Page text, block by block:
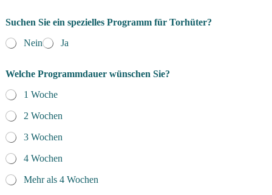
u
z
n
s
e
i
n
g
u
n
Suchen Sie ein spezielles Programm für Torhüter?
Nein
Ja
Welche Programmdauer wünschen Sie?
1 Woche
2 Wochen
3 Wochen
4 Wochen
Mehr als 4 Wochen